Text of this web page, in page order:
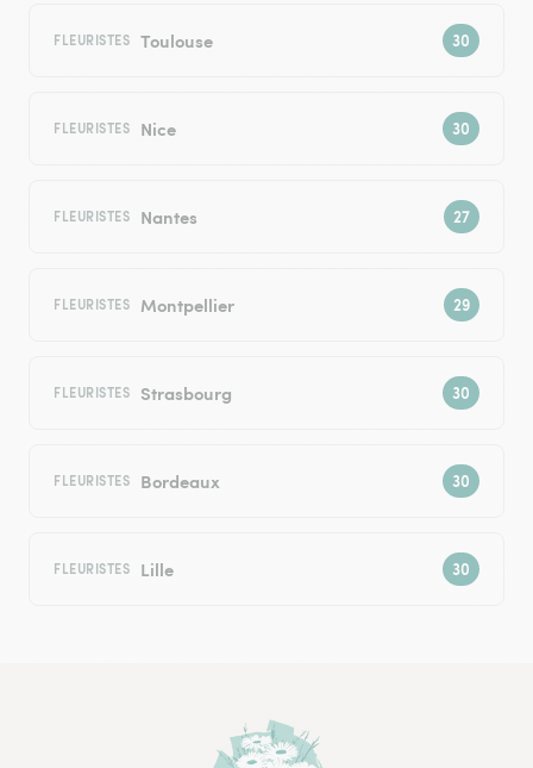
FLEURISTES Toulouse
FLEURISTES Nice
FLEURISTES Nantes
FLEURISTES Montpellier
FLEURISTES Strasbourg
FLEURISTES Bordeaux
FLEURISTES Lille